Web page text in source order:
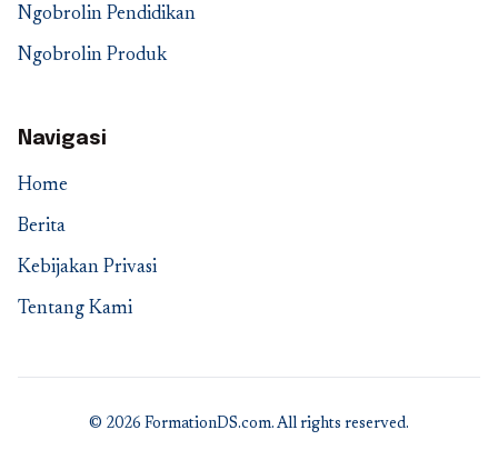
Ngobrolin Pendidikan
Ngobrolin Produk
Navigasi
Home
Berita
Kebijakan Privasi
Tentang Kami
© 2026 FormationDS.com. All rights reserved.